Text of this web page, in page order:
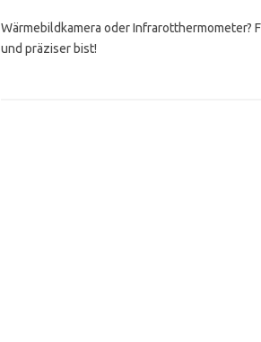
Wärmebildkamera oder Infrarotthermometer?
und präziser bist!